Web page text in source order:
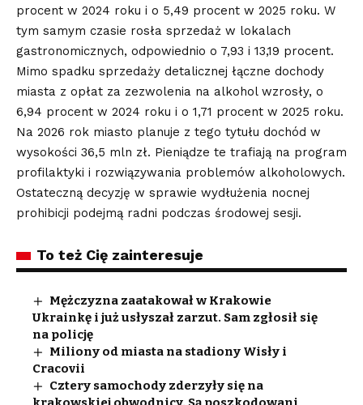
procent w 2024 roku i o 5,49 procent w 2025 roku. W
tym samym czasie rosła sprzedaż w lokalach
gastronomicznych, odpowiednio o 7,93 i 13,19 procent.
Mimo spadku sprzedaży detalicznej łączne dochody
miasta z opłat za zezwolenia na alkohol wzrosły, o
6,94 procent w 2024 roku i o 1,71 procent w 2025 roku.
Na 2026 rok miasto planuje z tego tytułu dochód w
wysokości 36,5 mln zł. Pieniądze te trafiają na program
profilaktyki i rozwiązywania problemów alkoholowych.
Ostateczną decyzję w sprawie wydłużenia nocnej
prohibicji podejmą radni podczas środowej sesji.
To też Cię zainteresuje
Mężczyzna zaatakował w Krakowie
Ukrainkę i już usłyszał zarzut. Sam zgłosił się
na policję
Miliony od miasta na stadiony Wisły i
Cracovii
Cztery samochody zderzyły się na